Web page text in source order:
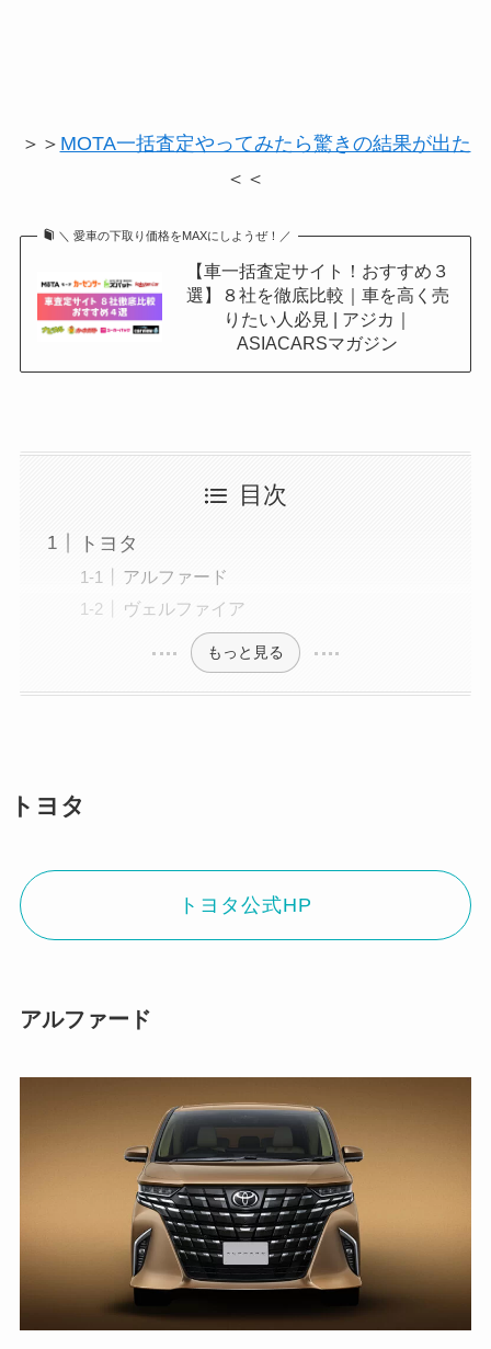
＞＞ MOTA一括査定やってみたら驚きの結果が出た
＜＜
＼ 愛車の下取り価格をMAXにしようぜ！／
【車一括査定サイト！おすすめ３
選】８社を徹底比較｜車を高く売
りたい人必見 | アジカ｜
ASIACARSマガジン
目次
トヨタ
アルファード
ヴェルファイア
もっと見る
トヨタ
トヨタ公式HP
アルファード